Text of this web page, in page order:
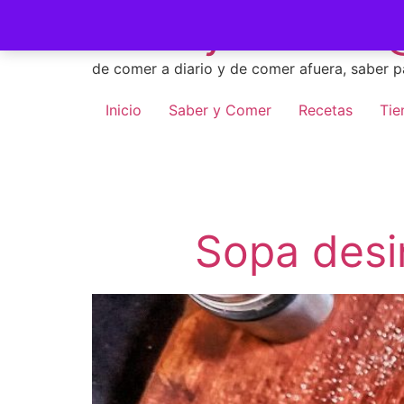
content
Saber y Comer -
de comer a diario y de comer afuera, saber
Inicio Saber y Comer Recetas
Sopa